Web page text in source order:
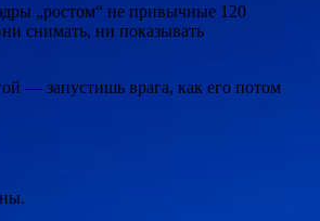
„ростом“ не привычные 120
снимать, ни показывать
— запустишь врага, как его потом